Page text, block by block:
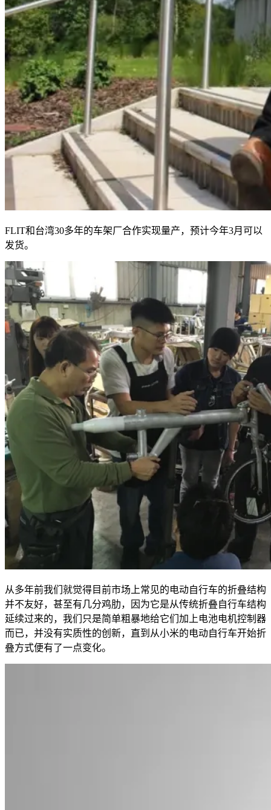
FLIT和台湾30多年的车架厂合作实现量产，预计今年3月可以
发货。
从多年前我们就觉得目前市场上常见的电动自行车的折叠结构
并不友好，甚至有几分鸡肋，因为它是从传统折叠自行车结构
延续过来的，我们只是简单粗暴地给它们加上电池电机控制器
而已，并没有实质性的创新，直到从小米的电动自行车开始折
叠方式便有了一点变化。